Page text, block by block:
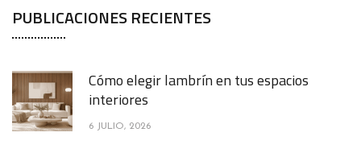
PUBLICACIONES RECIENTES
Cómo elegir lambrín en tus espacios
interiores
6 JULIO, 2026